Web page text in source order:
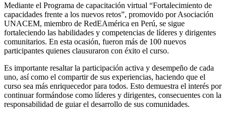
Mediante el Programa de capacitación virtual “Fortalecimiento de
capacidades frente a los nuevos retos”, promovido por Asociación
UNACEM, miembro de RedEAmérica en Perú, se sigue
fortaleciendo las habilidades y competencias de líderes y dirigentes
comunitarios. En esta ocasión, fueron más de 100 nuevos
participantes quienes clausuraron con éxito el curso.
Es importante resaltar la participación activa y desempeño de cada
uno, así como el compartir de sus experiencias, haciendo que el
curso sea más enriquecedor para todos. Esto demuestra el interés por
continuar formándose como líderes y dirigentes, consecuentes con la
responsabilidad de guiar el desarrollo de sus comunidades.